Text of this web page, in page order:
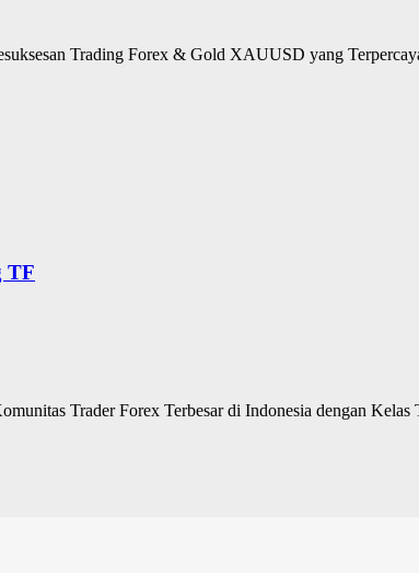
Trading Forex & Gold XAUUSD yang
TF
Trader Forex Terbesar di Indonesia dengan Kelas